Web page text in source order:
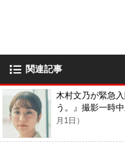
関連記事
木村文乃が緊急
う。』撮影一時
月1日）